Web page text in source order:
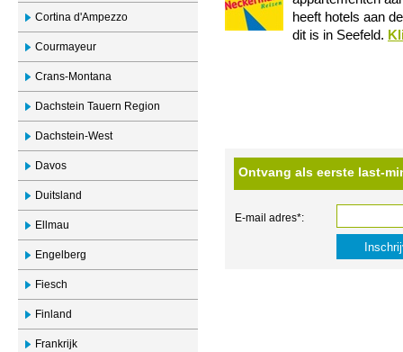
Cortina d'Ampezzo
Courmayeur
Crans-Montana
Dachstein Tauern Region
Dachstein-West
Davos
Duitsland
Ellmau
Engelberg
Fiesch
Finland
Frankrijk
heeft hotels aan
dit is in Seefeld.
Ontvang als eerste last-
E-mail adres*: